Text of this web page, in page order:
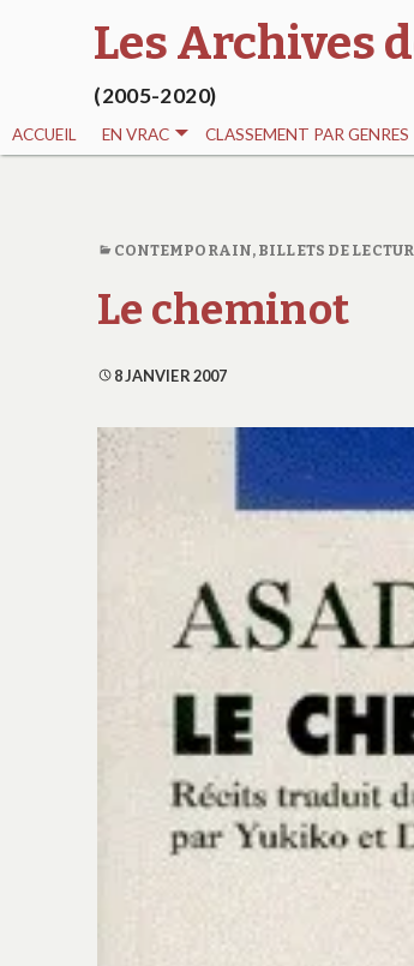
Les Archives
(2005-2020)
ACCUEIL EN VRAC CLASSEMENT PAR GENRES
CONTEMPORAIN, BILLETS DE
Le cheminot
8 JANVIER 2007